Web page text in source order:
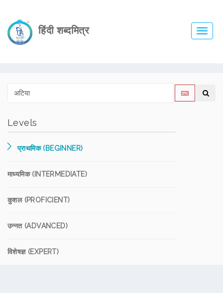
हिंदी शब्दमित्र
Levels
प्राथमिक (BEGINNER)
माध्यमिक (INTERMEDIATE)
कुशल (PROFICIENT)
उन्नत (ADVANCED)
विशेषज्ञ (EXPERT)